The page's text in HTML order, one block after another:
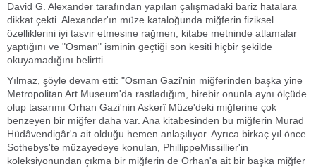
David G. Alexander tarafından yapılan çalışmadaki bariz hatalara
dikkat çekti. Alexander'ın müze kataloğunda miğferin fiziksel
özelliklerini iyi tasvir etmesine rağmen, kitabe metninde atlamalar
yaptığını ve "Osman" isminin geçtiği son kesiti hiçbir şekilde
okuyamadığını belirtti.
Yılmaz, şöyle devam etti: "Osman Gazi'nin miğferinden başka yine
Metropolitan Art Museum'da rastladığım, birebir onunla aynı ölçüde
olup tasarımı Orhan Gazi'nin Askerî Müze'deki miğferine çok
benzeyen bir miğfer daha var. Ana kitabesinden bu miğferin Murad
Hüdâvendigâr'a ait olduğu hemen anlaşılıyor. Ayrıca birkaç yıl önce
Sothebys'te müzayedeye konulan, PhillippeMissillier'in
koleksiyonundan çıkma bir miğferin de Orhan'a ait bir başka miğfer